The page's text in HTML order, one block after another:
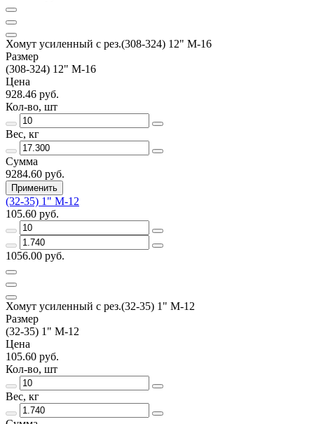
Хомут усиленный с рез.(308-324) 12" М-16
Размер
(308-324) 12" М-16
Цена
928.46 руб.
Кол-во, шт
Вес, кг
Сумма
9284.60 руб.
Применить
(32-35) 1" М-12
105.60 руб.
1056.00 руб.
Хомут усиленный с рез.(32-35) 1" М-12
Размер
(32-35) 1" М-12
Цена
105.60 руб.
Кол-во, шт
Вес, кг